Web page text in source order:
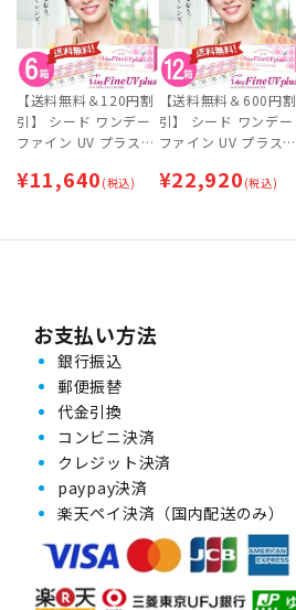
【送料無料＆120円割
引】 シード ワンデー
ファイン UV プラス
lus) 30枚入×6箱セッ
¥11,640 (税込)
【送料無料＆600円割
引】 シード ワンデー
ファイン UV プラス
lus) 30枚入×12箱セ
¥22,920 (税込)
お支払い方法
銀行振込
郵便振替
代金引換
コンビニ決済
クレジット決済
paypay決済
楽天ペイ決済（国内配送のみ）